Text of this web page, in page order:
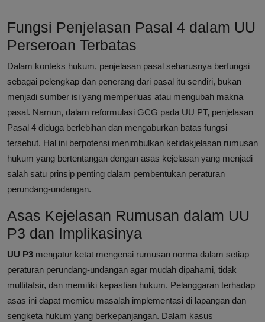
Fungsi Penjelasan Pasal 4 dalam UU
Perseroan Terbatas
Dalam konteks hukum, penjelasan pasal seharusnya berfungsi
sebagai pelengkap dan penerang dari pasal itu sendiri, bukan
menjadi sumber isi yang memperluas atau mengubah makna
pasal. Namun, dalam reformulasi GCG pada UU PT, penjelasan
Pasal 4 diduga berlebihan dan mengaburkan batas fungsi
tersebut. Hal ini berpotensi menimbulkan ketidakjelasan rumusan
hukum yang bertentangan dengan asas kejelasan yang menjadi
salah satu prinsip penting dalam pembentukan peraturan
perundang-undangan.
Asas Kejelasan Rumusan dalam UU
P3 dan Implikasinya
UU P3 mengatur ketat mengenai rumusan norma dalam setiap
peraturan perundang-undangan agar mudah dipahami, tidak
multitafsir, dan memiliki kepastian hukum. Pelanggaran terhadap
asas ini dapat memicu masalah implementasi di lapangan dan
sengketa hukum yang berkepanjangan. Dalam kasus